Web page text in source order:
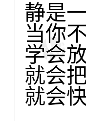
静是
当你
学会
就会
就会